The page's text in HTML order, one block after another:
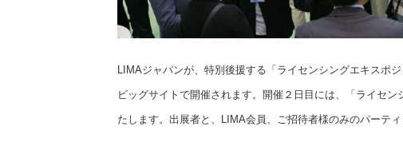
LIMAジャパンが、特別後援する「ライセンシングエキスポ
ビッグサイトで開催されます。開催２日目には、「ライセ
たします。出展者と、LIMA会員、ご招待者様のみのパーティ